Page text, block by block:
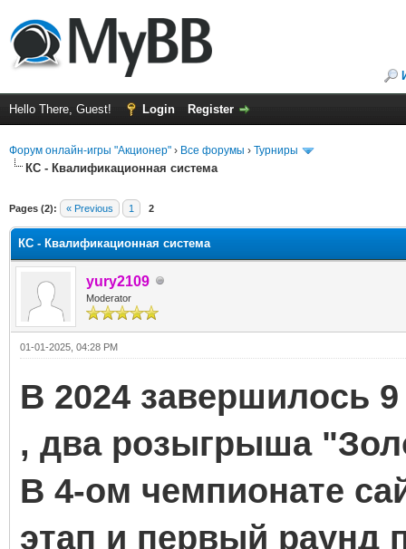
Hello There, Guest! Login Register
Форум онлайн-игры "Акционер" › Все форумы › Турниры
КС - Квалификационная система
Pages (2): « Previous 1 2
КС - Квалификационная система
yury2109
Moderator
01-01-2025, 04:28 PM
В 2024 завершилось
, два розыгрыша
В 4-ом чемпионате
этап и первый раунд